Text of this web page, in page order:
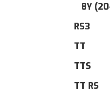
8Y
RS3
TT
TTS
TT RS